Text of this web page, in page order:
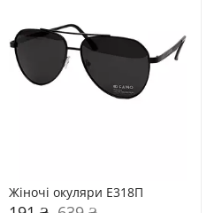
Жіночі окуляри Е318П